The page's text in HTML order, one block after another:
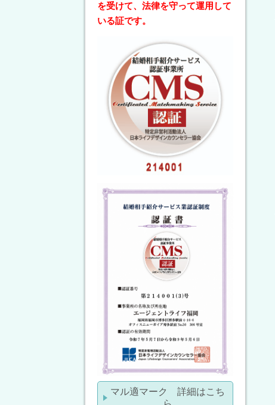
を受けて、法律を守って運用して
いる証です。
マル適マーク 詳細はこち